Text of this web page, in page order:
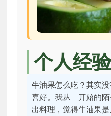
个人经
牛油果怎么吃？其实
喜好。我从一开始的
出料理，觉得牛油果